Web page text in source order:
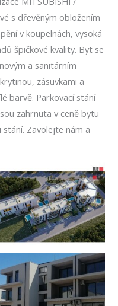
s dřevěným obložením
v koupelnách, vysoká
špičkové kvality. Byt se
a sanitárním
zásuvkami a
barvě. Parkovací stání
zahrnuta v ceně bytu
Zavolejte nám a